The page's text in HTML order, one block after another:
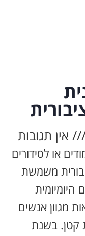
אין תגובות
או לסידורים
משמשת
היומיומית
מגוון אנשים
קטן. בשנת